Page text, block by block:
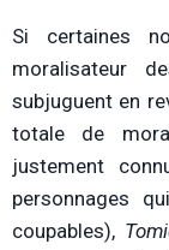
Si certaines
moralisateur
subjuguent en
totale de
justement
personnages
coupables),